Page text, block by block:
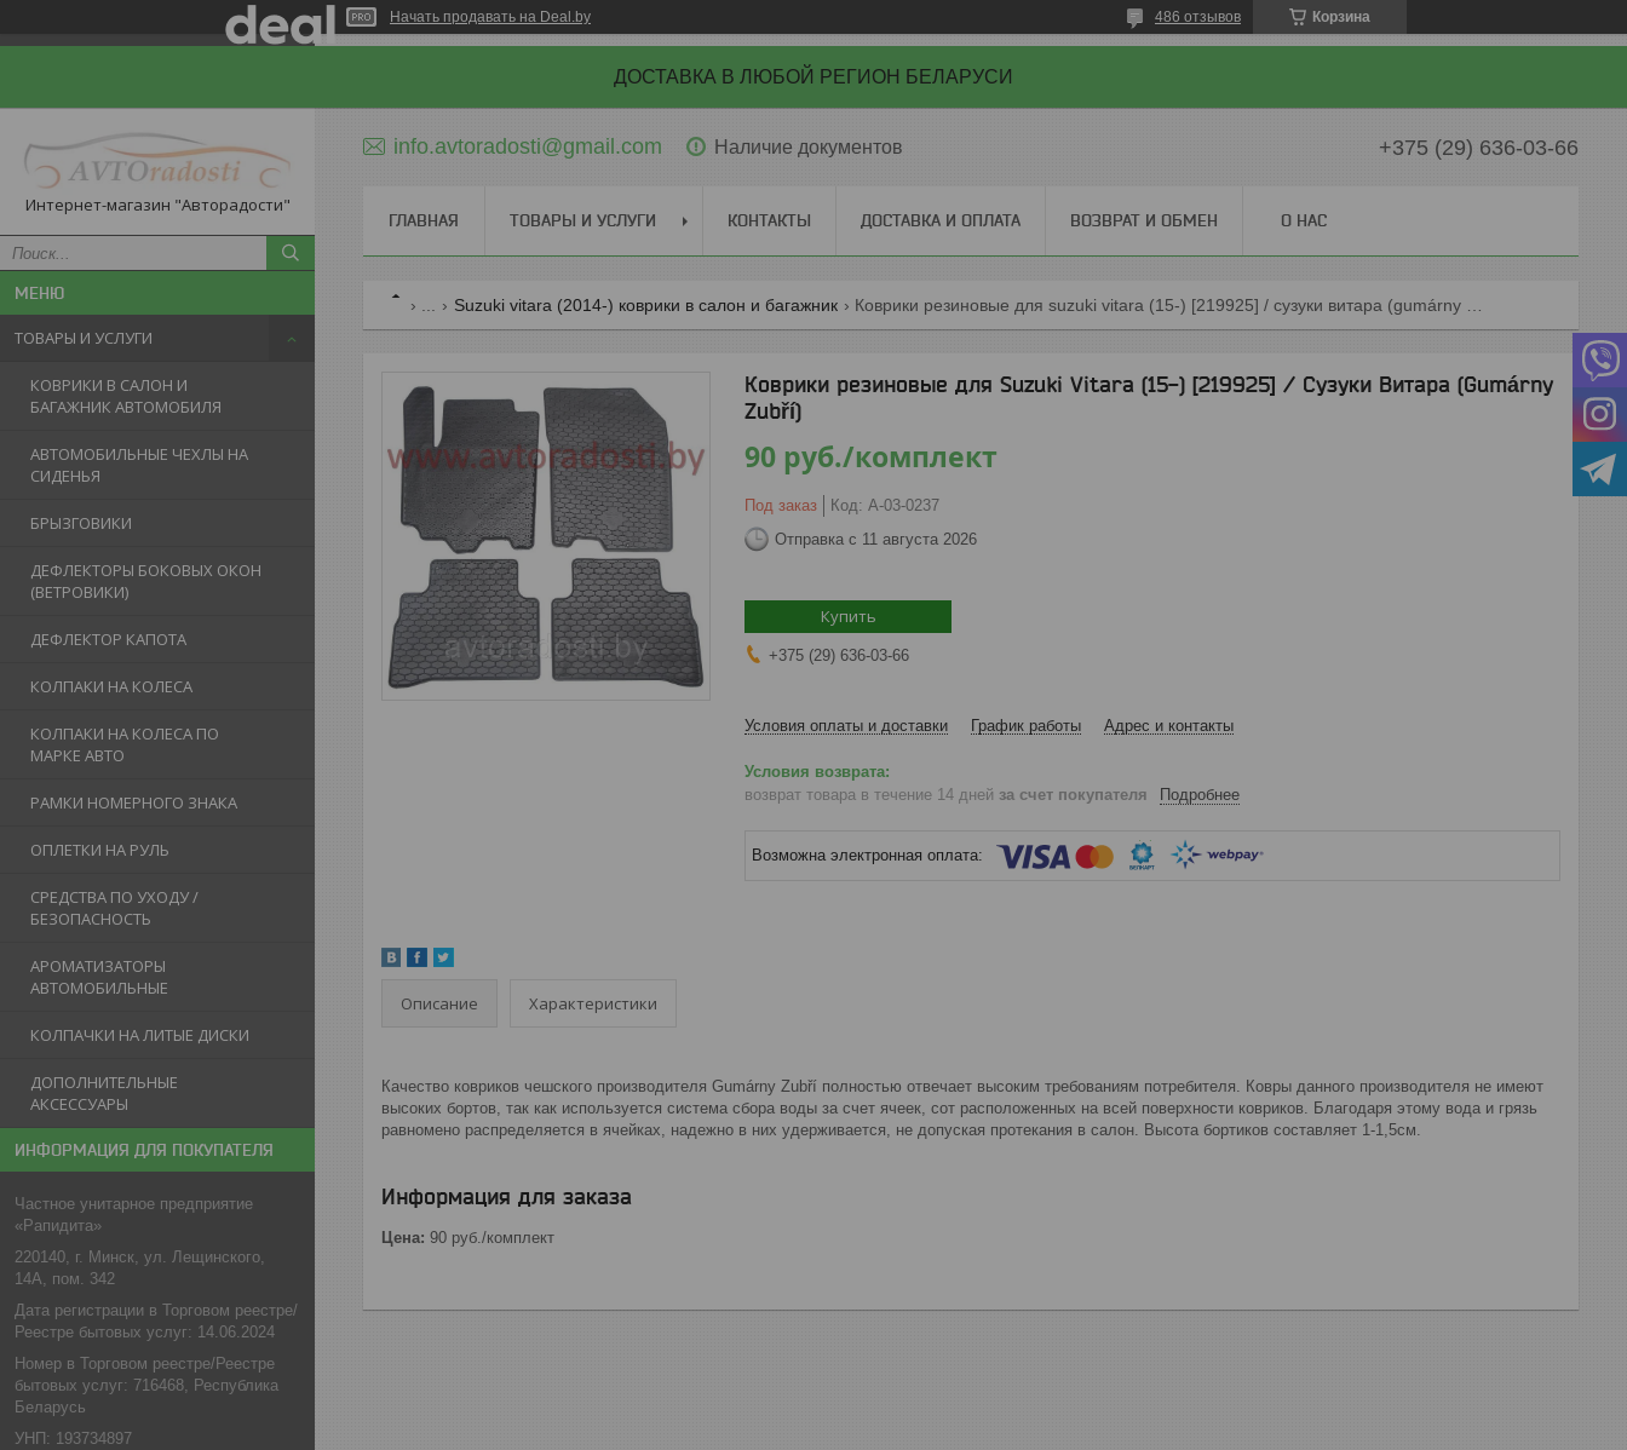
Начать продавать на Deal.by Корзина
486 отзывов
ДОСТАВКА В ЛЮБОЙ РЕГИОН БЕЛАРУСИ
Интернет-магазин "Авторадости"
ТОВАРЫ И УСЛУГИ
КОВРИКИ В САЛОН И
БАГАЖНИК АВТОМОБИЛЯ
АВТОМОБИЛЬНЫЕ ЧЕХЛЫ НА
СИДЕНЬЯ
БРЫЗГОВИКИ
ДЕФЛЕКТОРЫ БОКОВЫХ ОКОН
(ВЕТРОВИКИ)
ДЕФЛЕКТОР КАПОТА
КОЛПАКИ НА КОЛЕСА
КОЛПАКИ НА КОЛЕСА ПО
МАРКЕ АВТО
РАМКИ НОМЕРНОГО ЗНАКА
ОПЛЕТКИ НА РУЛЬ
СРЕДСТВА ПО УХОДУ /
БЕЗОПАСНОСТЬ
АРОМАТИЗАТОРЫ
АВТОМОБИЛЬНЫЕ
КОЛПАЧКИ НА ЛИТЫЕ ДИСКИ
ДОПОЛНИТЕЛЬНЫЕ
АКСЕССУАРЫ
ИНФОРМАЦИЯ ДЛЯ ПОКУПАТЕЛЯ
Частное унитарное предприятие
«Рапидита»
220140, г. Минск, ул. Лещинского,
14А, пом. 342
Дата регистрации в Торговом реестре/
Реестре бытовых услуг: 14.06.2024
Номер в Торговом реестре/Реестре
бытовых услуг: 716468, Республика
Беларусь
УНП: 193734897
info.avtoradosti@gmail.com Наличие документов +375 (29) 636-03-66
ГЛАВНАЯ ТОВАРЫ И УСЛУГИ КОНТАКТЫ ДОСТАВКА И ОПЛАТА ВОЗВРАТ И ОБМЕН О НАС
Suzuki vitara (2014-) коврики в салон и багажник
Коврики резиновые для Suzuki Vitara (15-) [219925] / Сузуки Витара (Gumárny
Zubří)
90 руб./комплект
Под заказ Код: A-03-0237
Отправка с 11 августа 2026
Купить
+375 (29) 636-03-66
Условия оплаты и доставки График работы Адрес и контакты
возврат товара в течение 14 дней за счет покупателя Подробнее
Описание Характеристики
Качество ковриков чешского производителя Gumárny Zubří полностью отвечает высоким требованиям потребителя. Ковры данного производителя не имеют
высоких бортов, так как используется система сбора воды за счет ячеек, сот расположенных на всей поверхности ковриков. Благодаря этому вода и грязь
равномено распределяется в ячейках, надежно в них удерживается, не допуская протекания в салон. Высота бортиков составляет 1-1,5см.
Информация для заказа
Цена: 90 руб./комплект